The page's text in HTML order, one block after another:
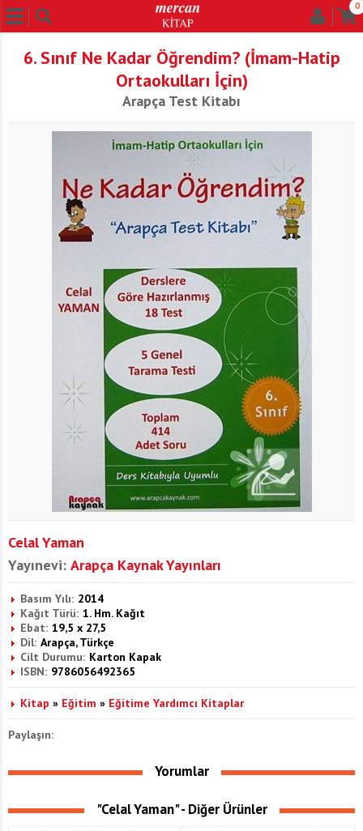
0
6. Sınıf Ne Kadar Öğrendim? (İmam-Hatip
Ortaokulları İçin)
Arapça Test Kitabı
Celal Yaman
Yayınevi: Arapça Kaynak Yayınları
Basım Yılı: 2014
Kağıt Türü: 1. Hm. Kağıt
Ebat: 19,5 x 27,5
Dil: Arapça, Türkçe
Cilt Durumu: Karton Kapak
ISBN: 9786056492365
Kitap » Eğitim » Eğitime Yardımcı Kitaplar
Paylaşın:
Yorumlar
"Celal Yaman" - Diğer Ürünler